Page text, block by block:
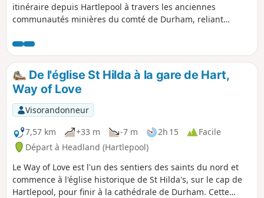
itinéraire depuis Hartlepool à travers les anciennes
communautés minières du comté de Durham, reliant
la cathédrale de Durham. Cet itinéraire est en grande partie
rural et permet de découvrir certaines des plus belles
parties du comté de Durham.
De l'église St Hilda à la gare de Hart,
Way of Love
Visorandonneur
7,57 km
+33 m -7 m 2h 15
Facile
Départ à Headland (Hartlepool)
Le Way of Love est l'un des sentiers des saints du nord et
commence à l'église historique de St Hilda's, sur le cap de
Hartlepool, pour finir à la cathédrale de Durham. Cette